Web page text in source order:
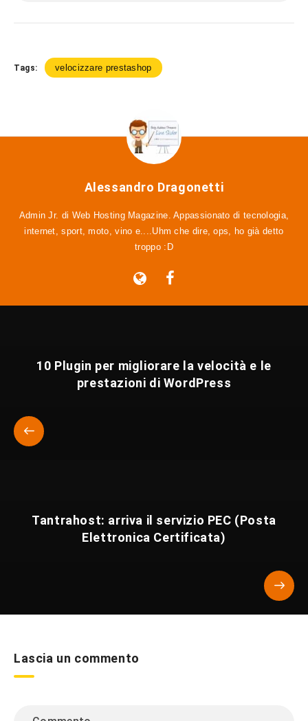
Tags: velocizzare prestashop
Alessandro Dragonetti
Admin Jr. di Web Hosting Magazine. Appassionato di tecnologia,
internet, sport, moto, vino e....Uhm che dire, ops, ho già detto
troppo :D
10 Plugin per migliorare la velocità e le
prestazioni di WordPress
Tantrahost: arriva il servizio PEC (Posta
Elettronica Certificata)
Lascia un commento